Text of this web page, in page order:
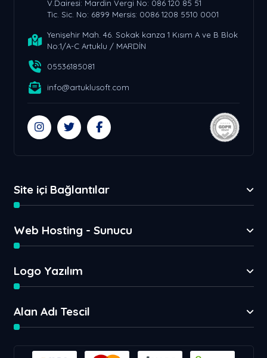
V.Dairesi: Mardin Vergi No: 086 120 85 51
Tic. Sic. No: 6899 Mersis: 0086 1208 5510 0001
Yenişehir Mah. 46. Sokak kanza 1 Kısım A ve B Blok
No:1/A-C Artuklu / MARDİN
05536185081
info@artuklusoft.com
Site içi Bağlantılar
Web Hosting - Sunucu
Logo Yazılım
Alan Adı Tescil